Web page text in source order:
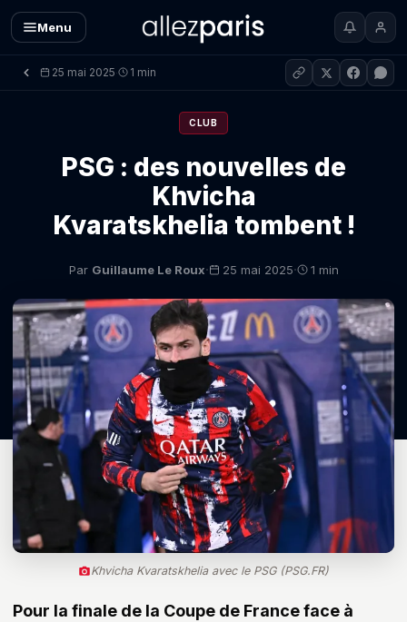
Menu
25 mai 2025· 1 min
CLUB
PSG : des nouvelles de
Khvicha
Kvaratskhelia tombent !
Par Guillaume Le Roux· 25 mai 2025· 1 min
Khvicha Kvaratskhelia avec le PSG (PSG.FR)
Pour la finale de la Coupe de France face à